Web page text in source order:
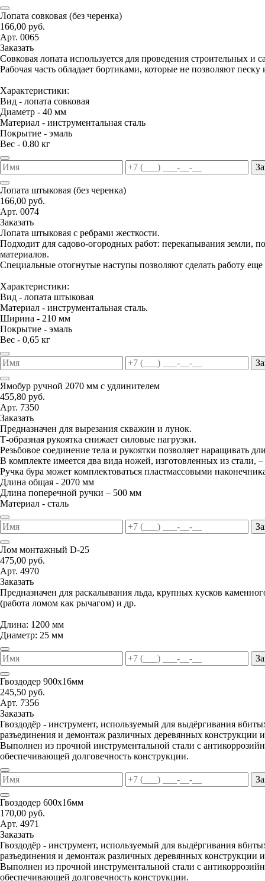
Лопата совковая (без черенка)
166,00 руб.
Арт. 0065
Заказать
Совковая лопата используется для проведения строительных и
Рабочая часть обладает бортиками, которые не позволяют
Характеристики:
Вид - лопата совковая
Диаметр - 40 мм
Материал - инструментальная сталь
Покрытие - эмаль
Вес - 0.80 кг
Лопата штыковая (без черенка)
166,00 руб.
Арт. 0074
Заказать
Лопата штыковая с ребрами жесткости.
Подходит для садово-огородных работ: перекапывания земли,
материалов.
Специальные отогнутые наступы позволяют сделать работу
Характеристики:
Вид - лопата штыковая
Материал - инструментальная сталь.
Ширина - 210 мм
Покрытие - эмаль
Вес - 0,65 кг
Ямобур ручной 2070 мм с удлинителем
455,80 руб.
Арт. 7350
Заказать
Предназначен для вырезания скважин и лунок.
Т-образная рукоятка снижает силовые нагрузки.
Резьбовое соединение тела и рукоятки позволяет наращивать
В комплекте имеется два вида ножей, изготовленных из стали,
Ручка бура может комплектоваться пластмассовыми
Длина общая - 2070 мм
Длина поперечной ручки – 500 мм
Материал - сталь
Лом монтажный D-25
475,00 руб.
Арт. 4970
Заказать
Предназначен для раскалывания льда, крупных кусков
(работа ломом как рычагом) и др.
Длина: 1200 мм
Диаметр: 25 мм
Гвоздодер 900х16мм
245,50 руб.
Арт. 7356
Заказать
Гвоздодёр - инструмент, используемый для выдёргивания
разъединения и демонтаж различных деревянных конструкции
Выполнен из прочной инструментальной стали с
обеспечивающей долговечность конструкции.
Гвоздодер 600х16мм
170,00 руб.
Арт. 4971
Заказать
Гвоздодёр - инструмент, используемый для выдёргивания
разъединения и демонтаж различных деревянных конструкции
Выполнен из прочной инструментальной стали с
обеспечивающей долговечность конструкции.